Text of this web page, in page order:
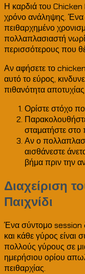
Η καρδιά του Chicken
χρόνο ανάληψης. Ένα
πειθαρχημένο
πολλαπλασιαστή
περισσότερους που
Αν αφήσετε το
αυτό το εύρος,
πιθανότητα
Ορίστε στόχο
σταματήστε στο
Αν ο
αισθάνεστε
βήμα πριν την
Διαχείριση
Παιχνίδι
Ένα σύντομο session
και κάθε γύρος είναι
πολλούς γύρους σε
ημερήσιου ορίου
πειθαρχίας.